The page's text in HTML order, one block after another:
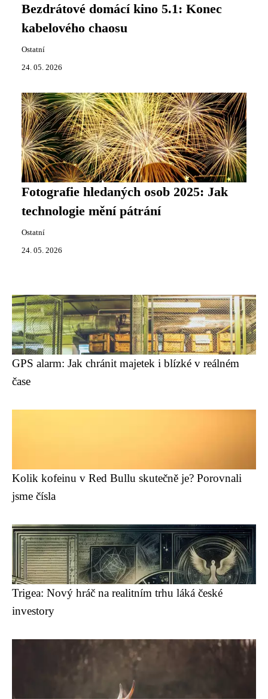
Bezdrátové domácí kino 5.1: Konec
kabelového chaosu
Ostatní
24. 05. 2026
Fotografie hledaných osob 2025: Jak
technologie mění pátrání
Ostatní
24. 05. 2026
GPS alarm: Jak chránit majetek i blízké v reálném
čase
Kolik kofeinu v Red Bullu skutečně je? Porovnali
jsme čísla
Trigea: Nový hráč na realitním trhu láká české
investory